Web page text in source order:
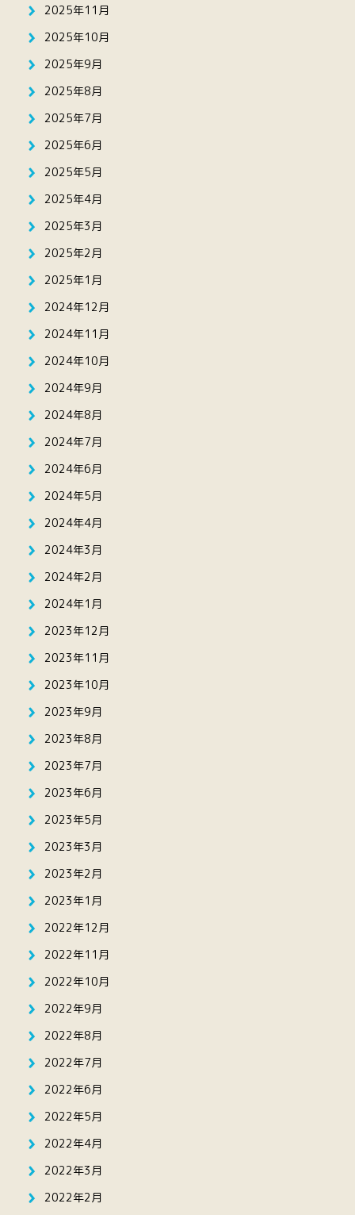
2025年11月
2025年10月
2025年9月
2025年8月
2025年7月
2025年6月
2025年5月
2025年4月
2025年3月
2025年2月
2025年1月
2024年12月
2024年11月
2024年10月
2024年9月
2024年8月
2024年7月
2024年6月
2024年5月
2024年4月
2024年3月
2024年2月
2024年1月
2023年12月
2023年11月
2023年10月
2023年9月
2023年8月
2023年7月
2023年6月
2023年5月
2023年3月
2023年2月
2023年1月
2022年12月
2022年11月
2022年10月
2022年9月
2022年8月
2022年7月
2022年6月
2022年5月
2022年4月
2022年3月
2022年2月